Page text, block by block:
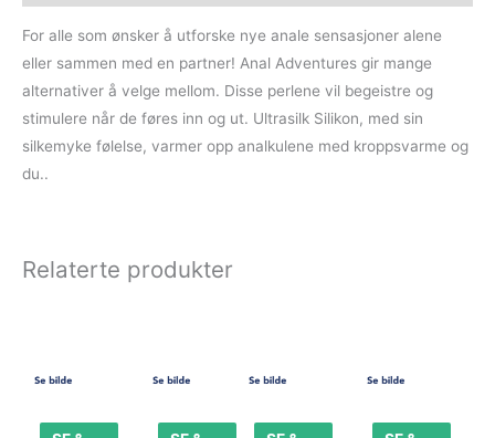
For alle som ønsker å utforske nye anale sensasjoner alene
eller sammen med en partner! Anal Adventures gir mange
alternativer å velge mellom. Disse perlene vil begeistre og
stimulere når de føres inn og ut. Ultrasilk Silikon, med sin
silkemyke følelse, varmer opp analkulene med kroppsvarme og
du..
Relaterte produkter